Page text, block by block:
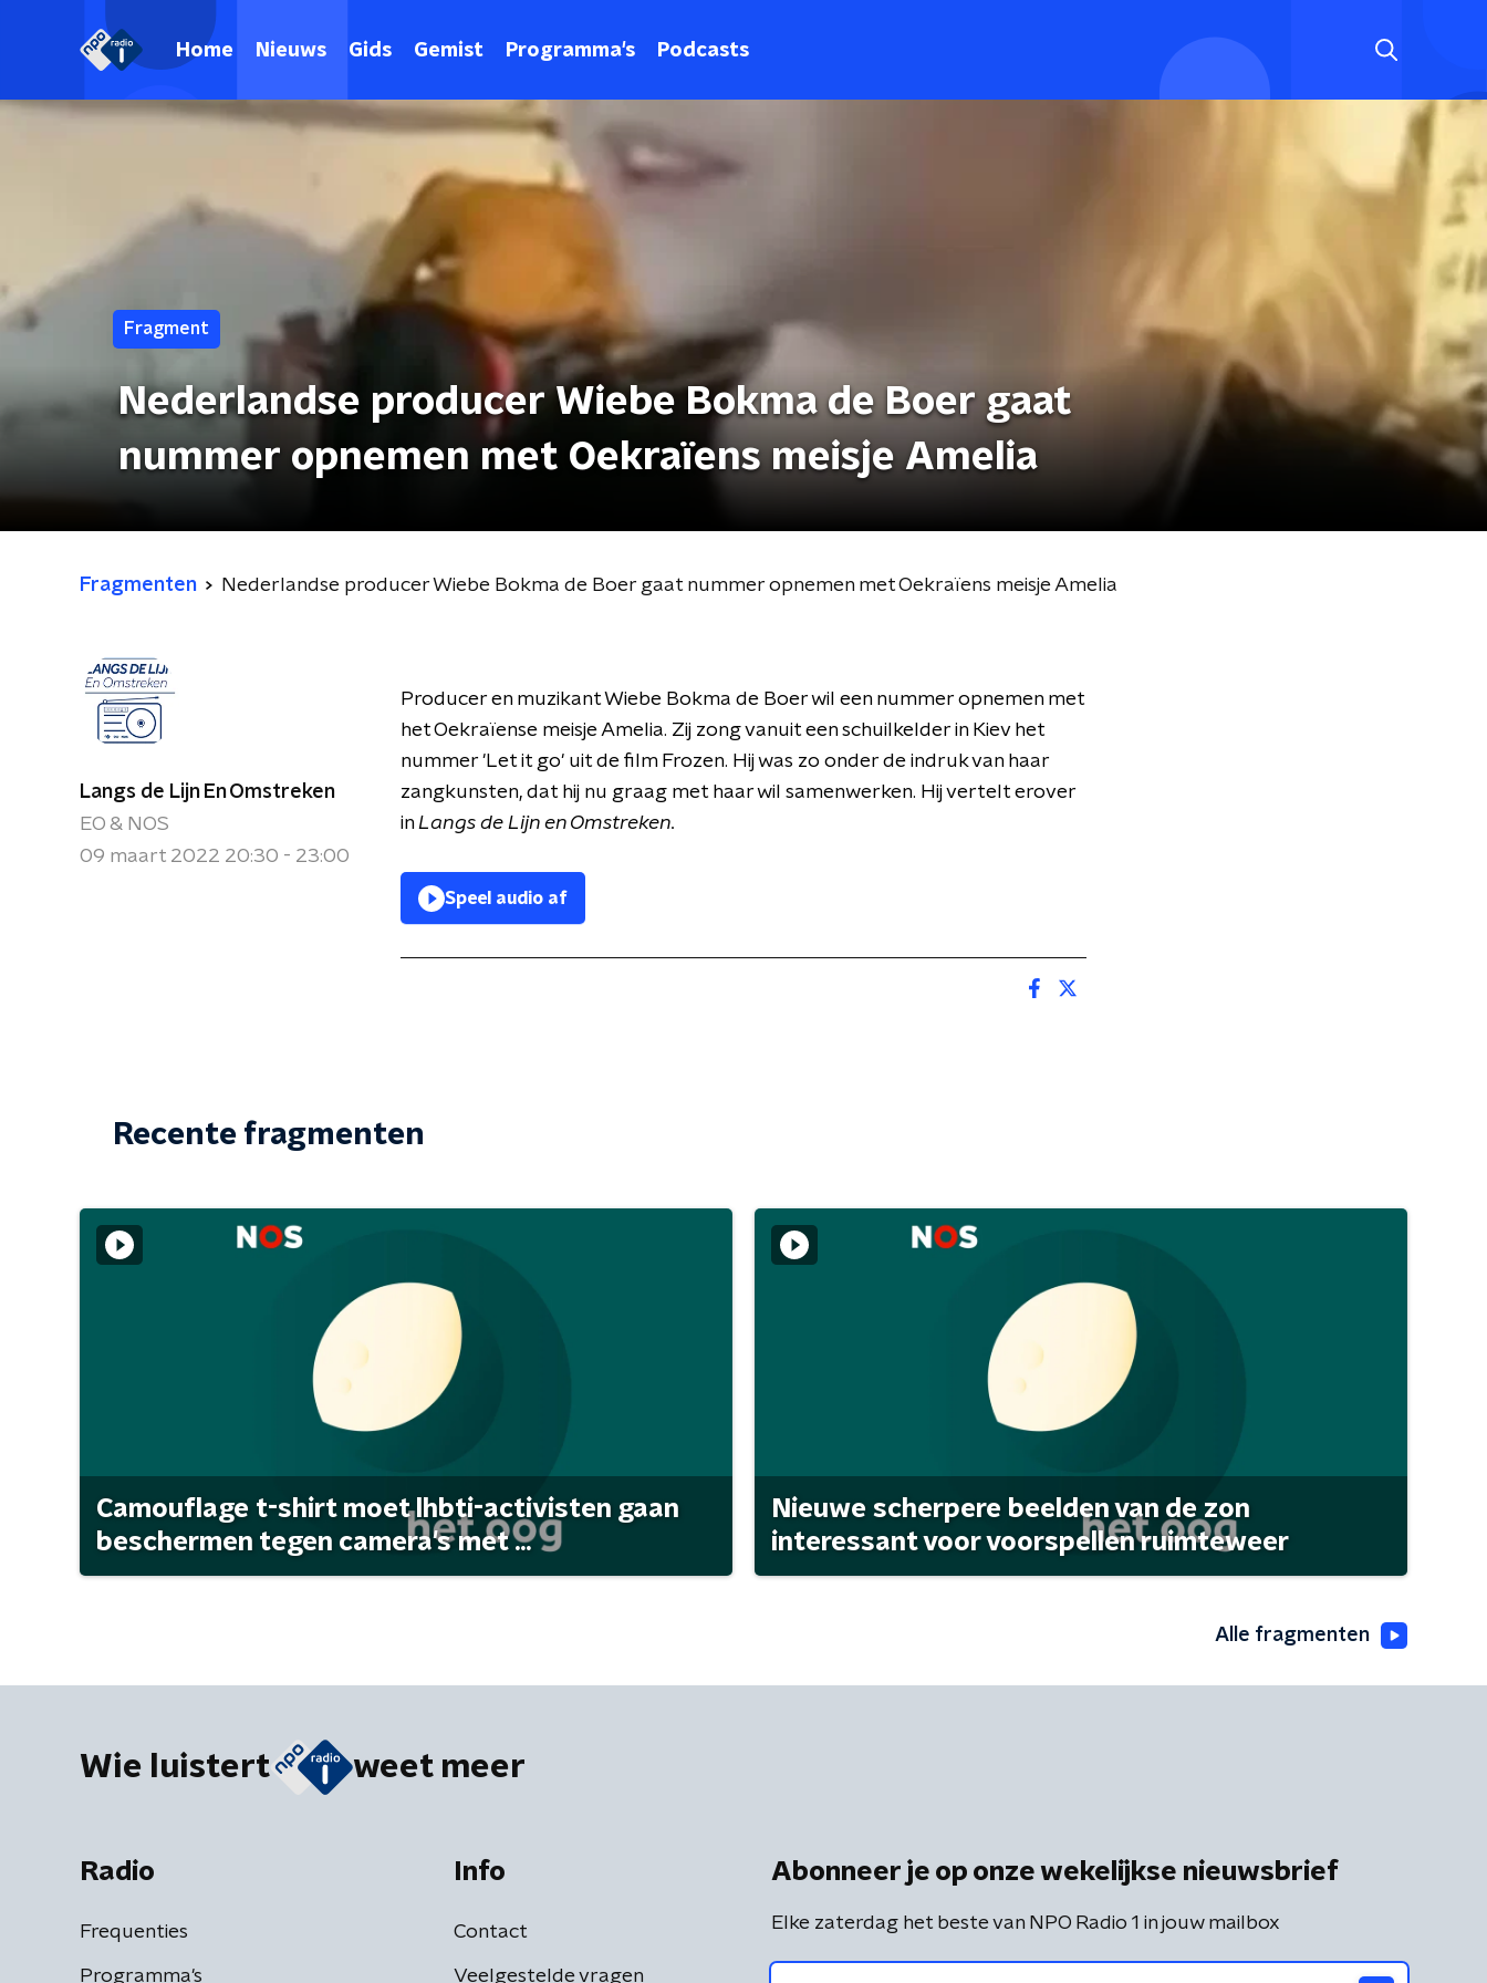
Home Nieuws Gids Gemist Programma's Podcasts
Fragment
Nederlandse producer Wiebe Bokma de Boer gaat
nummer opnemen met Oekraïens meisje Amelia
Fragmenten Nederlandse producer Wiebe Bokma de Boer gaat nummer opnemen met Oekraïens meisje Amelia
Langs de Lijn En Omstreken
EO & NOS
09 maart 2022 20:30 - 23:00
Producer en muzikant Wiebe Bokma de Boer wil een nummer opnemen met
het Oekraïense meisje Amelia. Zij zong vanuit een schuilkelder in Kiev het
nummer 'Let it go' uit de film Frozen. Hij was zo onder de indruk van haar
zangkunsten, dat hij nu graag met haar wil samenwerken. Hij vertelt erover
inLangs de Lijn en Omstreken.
Speel audio af
Recente fragmenten
Camouflage t-shirt moet lhbti-activisten gaan
beschermen tegen camera's met ...
Nieuwe scherpere beelden van de zon
interessant voor voorspellen ruimteweer
Alle fragmenten
Wie luistert weet meer
Radio
Frequenties
Programma's
Info
Contact
Veelgestelde vragen
Abonneer je op onze wekelijkse nieuwsbrief
Elke zaterdag het beste van NPO Radio 1 in jouw mailbox